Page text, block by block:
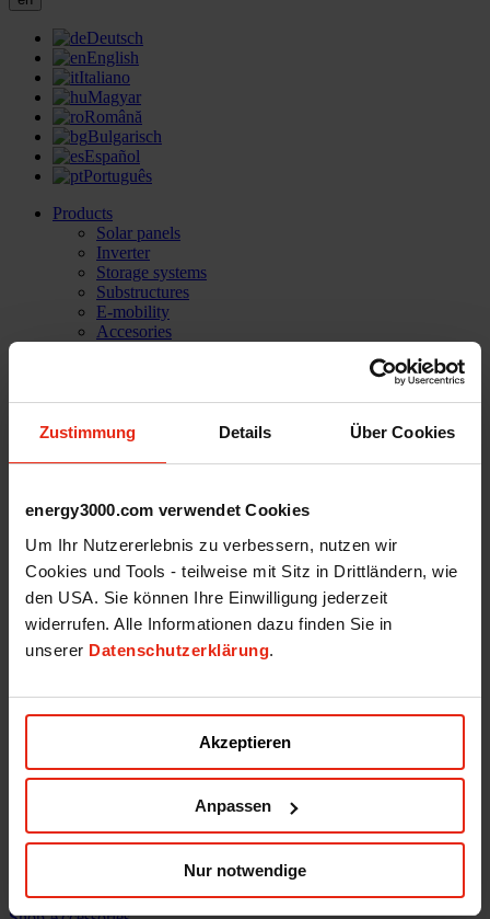
Zustimmung Details Über Cookies
energy3000.com verwendet Cookies
Um Ihr Nutzererlebnis zu verbessern, nutzen wir
Cookies und Tools - teilweise mit Sitz in Drittländern, wie
den USA. Sie können Ihre Einwilligung jederzeit
widerrufen. Alle Informationen dazu finden Sie in
unserer Datenschutzerklärung.
Akzeptieren
Anpassen
Nur notwendige
Deutsch
English
Italiano
Magyar
Română
Bulgarisch
Español
Português
Products
Solar panels
Inverter
Storage systems
Substructures
E-mobility
Accesories
References
Our Team
Technical support
Shop
News
office(at)energy3000.com
© Energy3000 solar GmbH 2026